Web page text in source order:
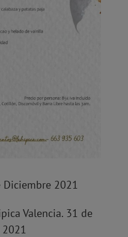
Diciembre 2021
Valencia. 31 de